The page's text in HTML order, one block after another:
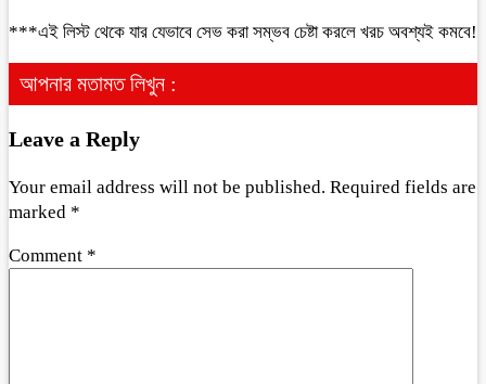
***এই লিস্ট থেকে যার যেভাবে সেভ করা সম্ভব চেষ্টা করলে খরচ অবশ্যই কমবে!
আপনার মতামত লিখুন :
Leave a Reply
Your email address will not be published. Required fields are
marked *
Comment *